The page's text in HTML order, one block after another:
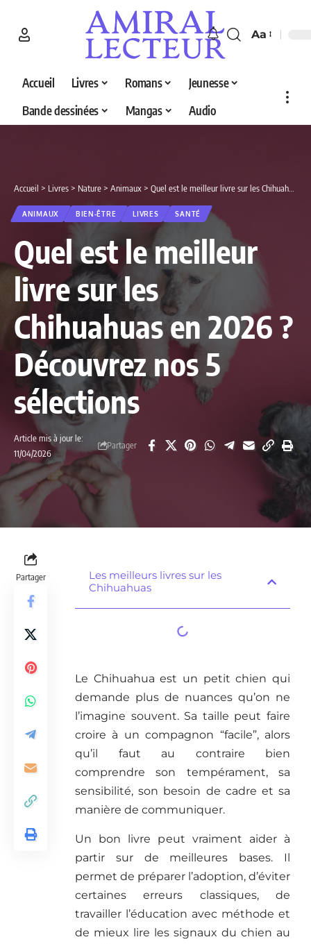
Aa
Accueil Livres Romans
Jeunesse
Bande dessinées
Mangas Audio
Accueil > Livres > Nature > Animaux> Quel est le meilleur livre sur les Chihuahuas en 2026 ? Découvrez nos 5 sélections
ANIMAUX BIEN-ÊTRE LIVRES SANTÉ
Quel est le meilleur
livre sur les
Chihuahuas en 2026 ?
Découvrez nos 5
sélections
Article mis à jour le:
11/04/2026
Partager
Partager
Les meilleurs livres sur les
Chihuahuas
Le Chihuahua est un petit chien qui
demande plus de nuances qu’on ne
l’imagine souvent. Sa taille peut faire
croire à un compagnon “facile”, alors
qu’il faut au contraire bien
comprendre son tempérament, sa
sensibilité, son besoin de cadre et sa
manière de communiquer.
Un bon livre peut vraiment aider à
partir sur de meilleures bases. Il
permet de préparer l’adoption, d’éviter
certaines erreurs classiques, de
travailler l’éducation avec méthode et
de mieux lire les signaux du chien au